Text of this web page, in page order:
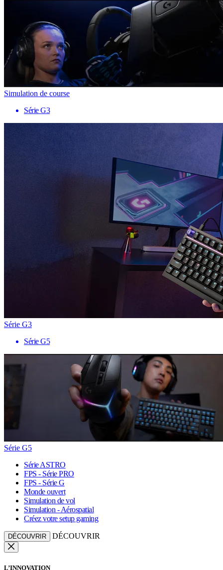
Simulation de course
Série G3
Série G3
Série G5
Série G5
Série ASTRO
FPS - Série PRO
FPS - Série G
Monde ouvert
Simulation de vol
Simulation - Aérospatial
Créez votre setup gaming
DÉCOUVRIR DÉCOUVRIR
L’INNOVATION